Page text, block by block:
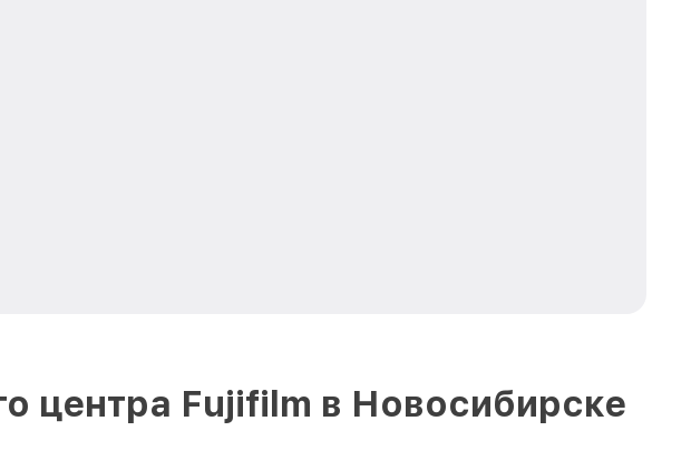
центра Fujifilm в Новосибирске